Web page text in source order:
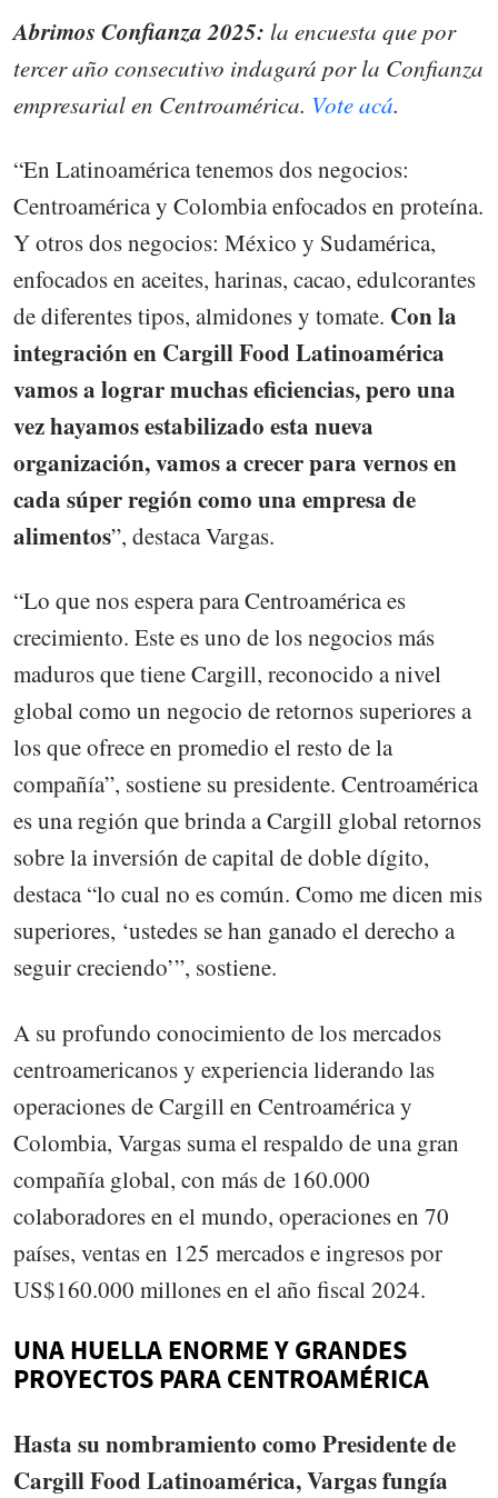
Abrimos Confianza 2025: la encuesta que por
tercer año consecutivo indagará por la Confianza
empresarial en Centroamérica. Vote acá.
“En Latinoamérica tenemos dos negocios:
Centroamérica y Colombia enfocados en proteína.
Y otros dos negocios: México y Sudamérica,
enfocados en aceites, harinas, cacao, edulcorantes
de diferentes tipos, almidones y tomate. Con la
integración en Cargill Food Latinoamérica
vamos a lograr muchas eficiencias, pero una
vez hayamos estabilizado esta nueva
organización, vamos a crecer para vernos en
cada súper región como una empresa de
alimentos”, destaca Vargas.
“Lo que nos espera para Centroamérica es
crecimiento. Este es uno de los negocios más
maduros que tiene Cargill, reconocido a nivel
global como un negocio de retornos superiores a
los que ofrece en promedio el resto de la
compañía”, sostiene su presidente. Centroamérica
es una región que brinda a Cargill global retornos
sobre la inversión de capital de doble dígito,
destaca “lo cual no es común. Como me dicen mis
superiores, ‘ustedes se han ganado el derecho a
seguir creciendo’”, sostiene.
A su profundo conocimiento de los mercados
centroamericanos y experiencia liderando las
operaciones de Cargill en Centroamérica y
Colombia, Vargas suma el respaldo de una gran
compañía global, con más de 160.000
colaboradores en el mundo, operaciones en 70
países, ventas en 125 mercados e ingresos por
US$160.000 millones en el año fiscal 2024.
UNA HUELLA ENORME Y GRANDES
PROYECTOS PARA CENTROAMÉRICA
Hasta su nombramiento como Presidente de
Cargill Food Latinoamérica, Vargas fungía